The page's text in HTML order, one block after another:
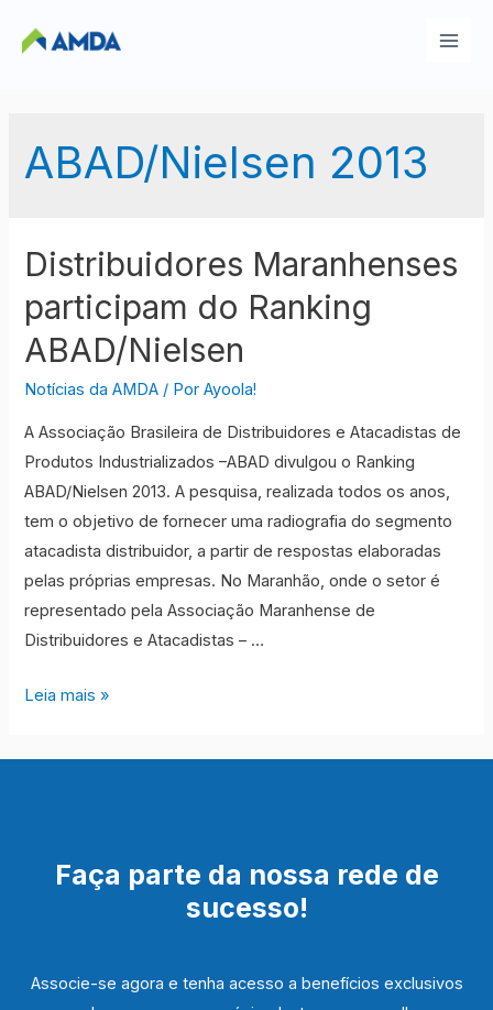
para
ABAD/Nielsen 2013
Distribuidores Maranhenses
participam do Ranking
ABAD/Nielsen
Notícias da AMDA / PorAyoola!
A Associação Brasileira de Distribuidores e Atacadistas de
Produtos Industrializados –ABAD divulgou o Ranking
ABAD/Nielsen 2013. A pesquisa, realizada todos os anos,
tem o objetivo de fornecer uma radiografia do segmento
atacadista distribuidor, a partir de respostas elaboradas
pelas próprias empresas. No Maranhão, onde o setor é
representado pela Associação Maranhense de
Distribuidores e Atacadistas – …
Distribuidores
Leia mais »
Faça parte da nossa rede de
sucesso!
Associe-se agora e tenha acesso a benefícios exclusivos